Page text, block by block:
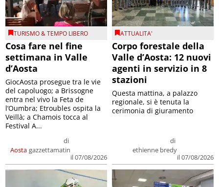
TURISMO & TEMPO LIBERO
Cosa fare nel fine
settimana in Valle
d’Aosta
Aosta
di
gazzettamatin
il 07/08/2026
GiocAosta prosegue tra le vie
del capoluogo; a Brissogne
entra nel vivo la Feta de
l’Oumbra; Etroubles ospita la
Veillà; a Chamois tocca al
Festival A...
ATTUALITA'
Corpo forestale della
Valle d’Aosta: 12 nuovi
agenti in servizio in 8
stazioni
di
ethienne bredy
il 07/08/2026
Questa mattina, a palazzo
regionale, si è tenuta la
cerimonia di giuramento